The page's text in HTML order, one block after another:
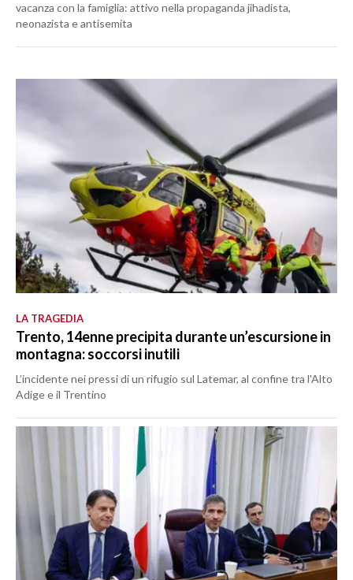
vacanza con la famiglia: attivo nella propaganda jihadista,
neonazista e antisemita
LA TRAGEDIA
Trento, 14enne precipita durante un’escursione in
montagna: soccorsi inutili
L’incidente nei pressi di un rifugio sul Latemar, al confine tra l'Alto
Adige e il Trentino